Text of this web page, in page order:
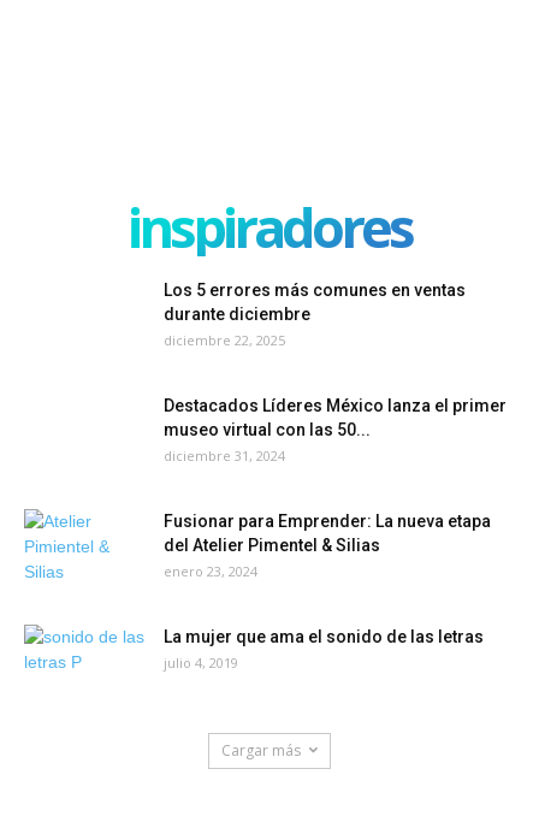
inspiradores
Los 5 errores más comunes en ventas
durante diciembre
diciembre 22, 2025
Destacados Líderes México lanza el primer
museo virtual con las 50...
diciembre 31, 2024
Fusionar para Emprender: La nueva etapa
del Atelier Pimentel & Silias
enero 23, 2024
La mujer que ama el sonido de las letras
julio 4, 2019
Cargar más